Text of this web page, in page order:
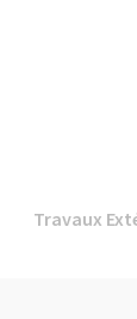
Travaux